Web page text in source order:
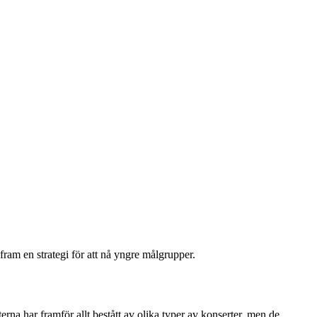
en strategi för att nå yngre målgrupper.
har framför allt bestått av olika typer av konserter, men de